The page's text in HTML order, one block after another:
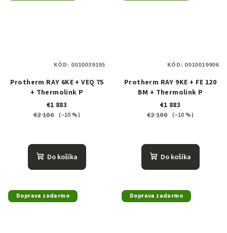
Protherm RAY 6KE + VEQ 75
+ Thermolink P
€1 883
€2 100 (–10 %)
Do košíka
KÓD: 0010039195
Protherm RAY 9KE + FE 120
BM + Thermolink P
€1 883
€2 100 (–10 %)
Do košíka
KÓD: 0010019906
Doprava zadarmo Doprava zadarmo